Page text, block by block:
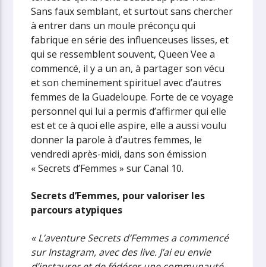
Sans faux semblant, et surtout sans chercher
à entrer dans un moule préconçu qui
fabrique en série des influenceuses lisses, et
qui se ressemblent souvent, Queen Vee a
commencé, il y a un an, à partager son vécu
et son cheminement spirituel avec d’autres
femmes de la Guadeloupe. Forte de ce voyage
personnel qui lui a permis d’affirmer qui elle
est et ce à quoi elle aspire, elle a aussi voulu
donner la parole à d’autres femmes, le
vendredi après-midi, dans son émission
« Secrets d’Femmes » sur Canal 10.
Secrets d’Femmes, pour valoriser les
parcours atypiques
« L’aventure Secrets d’Femmes a commencé
sur Instagram, avec des live. J’ai eu envie